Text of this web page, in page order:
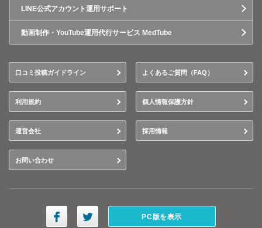
LINE公式アカウント運用サポート
動画制作・YouTube運用代行サービス MedTube
口コミ投稿ガイドライン よくあるご質問（FAQ）
利用規約 個人情報保護方針
運営会社 採用情報
お問い合わせ
PC版を表示